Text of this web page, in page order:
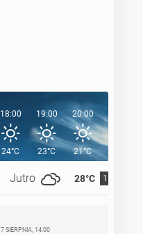
Jutro 28°C 11°C
18:00
24°C
19:00
23°C
20:00
21°C
7 SIERPNIA, 14:00